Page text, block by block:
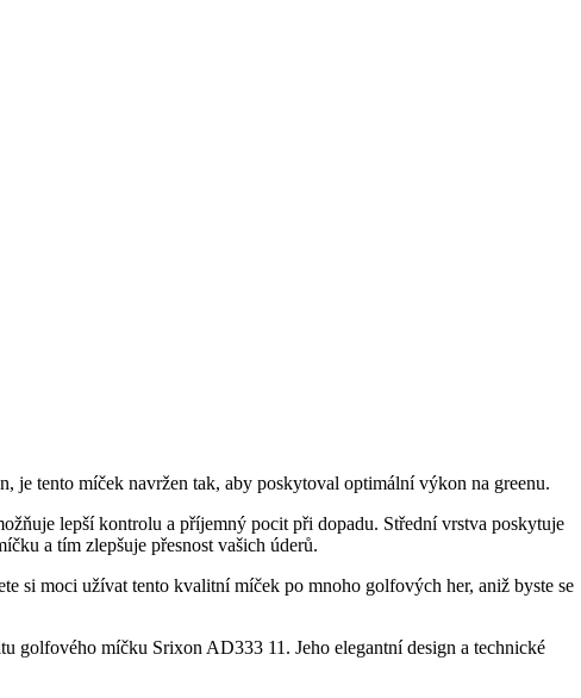
tento míček navržen tak, aby poskytoval optimální výkon na greenu.
lepší kontrolu a příjemný pocit při dopadu. Střední vrstva poskytuje
a tím zlepšuje přesnost vašich úderů.
si moci užívat tento kvalitní míček po mnoho golfových her, aniž byste se
golfového míčku Srixon AD333 11. Jeho elegantní design a technické